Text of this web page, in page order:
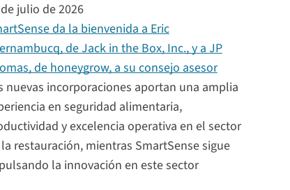
julio de 2026
da la bienvenida a Eric
de Jack in the Box, Inc., y a JP
de honeygrow, a su consejo asesor
nuevas incorporaciones aportan una amplia
en seguridad alimentaria,
y excelencia operativa en el sector
restauración, mientras SmartSense sigue
la innovación en este sector